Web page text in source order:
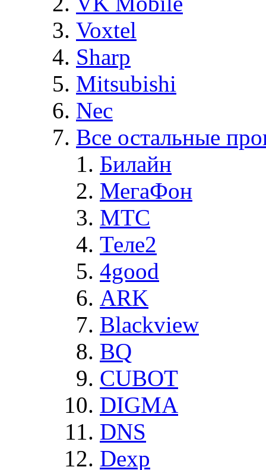
Voxtel
Sharp
Mitsubishi
Nec
Все остальные
Билайн
МегаФон
MTC
Теле2
4good
ARK
Blackview
BQ
CUBOT
DIGMA
DNS
Dexp